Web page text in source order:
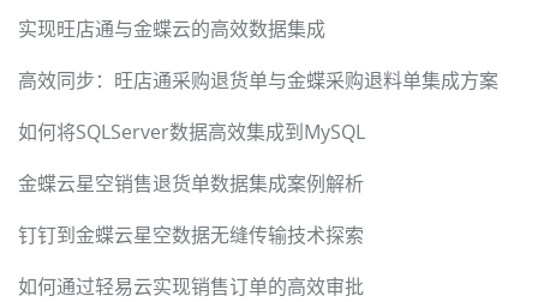
实现旺店通与金蝶云的高效数据集成
高效同步：旺店通采购退货单与金蝶采购退料单集成方案
如何将SQLServer数据高效集成到MySQL
金蝶云星空销售退货单数据集成案例解析
钉钉到金蝶云星空数据无缝传输技术探索
如何通过轻易云实现销售订单的高效审批